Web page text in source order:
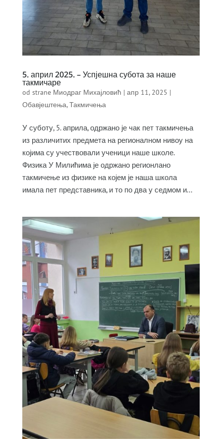
5. април 2025. – Успјешна субота за наше
такмичаре
od strane Миодраг Михајловић | апр 11, 2025 |
Обавјештења,Такмичења
У суботу, 5. априла, одржано је чак пет такмичења
из различитих предмета на регионалном нивоу на
којима су учествовали ученици наше школе.
Физика У Милићима је одржано регионлано
такмичење из физике на којем је наша школа
имала пет представника, и то по два у седмом и...